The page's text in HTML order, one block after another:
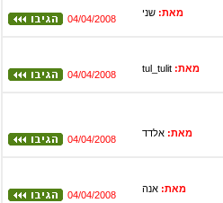
04/04/2008
מאת: שני
04/04/2008
מאת: tul_tulit
04/04/2008
מאת: אלדד
04/04/2008
מאת: אנה